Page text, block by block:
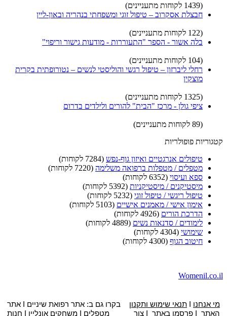
(1439 לקוחות מתעניינים)
חבצלת אסקרוב – טיפול זוגי ומשפחתי בנהריה ובאון-ליין
(122 לקוחות מתעניינים)
בלה אשור - הספר "התעוררות - מודעות גישור וריפוי"
(104 לקוחות מתעניינים)
רחלי ליברזון – טיפול רגשי והוליסטי לנשים – נטורופתית בקרית
מוצקין
(1325 לקוחות מתעניינים)
ציפי גולן - מרכז "הבית" להורים ולילדים בדרום
(89 לקוחות מתעניינים)
קטגוריות פופולריות
טיפולים אנרגטיים ואיזון גוף-נפש (7284 לקוחות)
מטפלים / מטפלות ברפואה משלימה (7220 לקוחות)
ספא ועיסוי (6352 לקוחות)
מיסטיקנים / מיסטיקניות (5392 לקוחות)
טיפול ריגשי / טיפול זוגי (5232 לקוחות)
אימון אישי / מאמנים אישיים (5103 לקוחות)
הדרכת הורים (4926 לקוחות)
לימודים / סדנאות נשים (4889 לקוחות)
שימושי (4304 לקוחות)
חיטוב הגוף (4300 לקוחות)
Womenil.co.il
מי אנחנו
תנאי שימוש ותקנון
האתר
פרסמו באתר צור
בקרו גם ב: אתר רפואת שיניים
אתר
מטפלים
משחקים אונליין חנות